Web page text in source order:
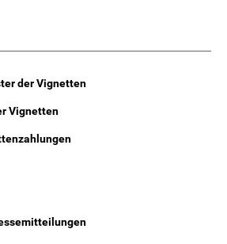
der Vignetten
Vignetten